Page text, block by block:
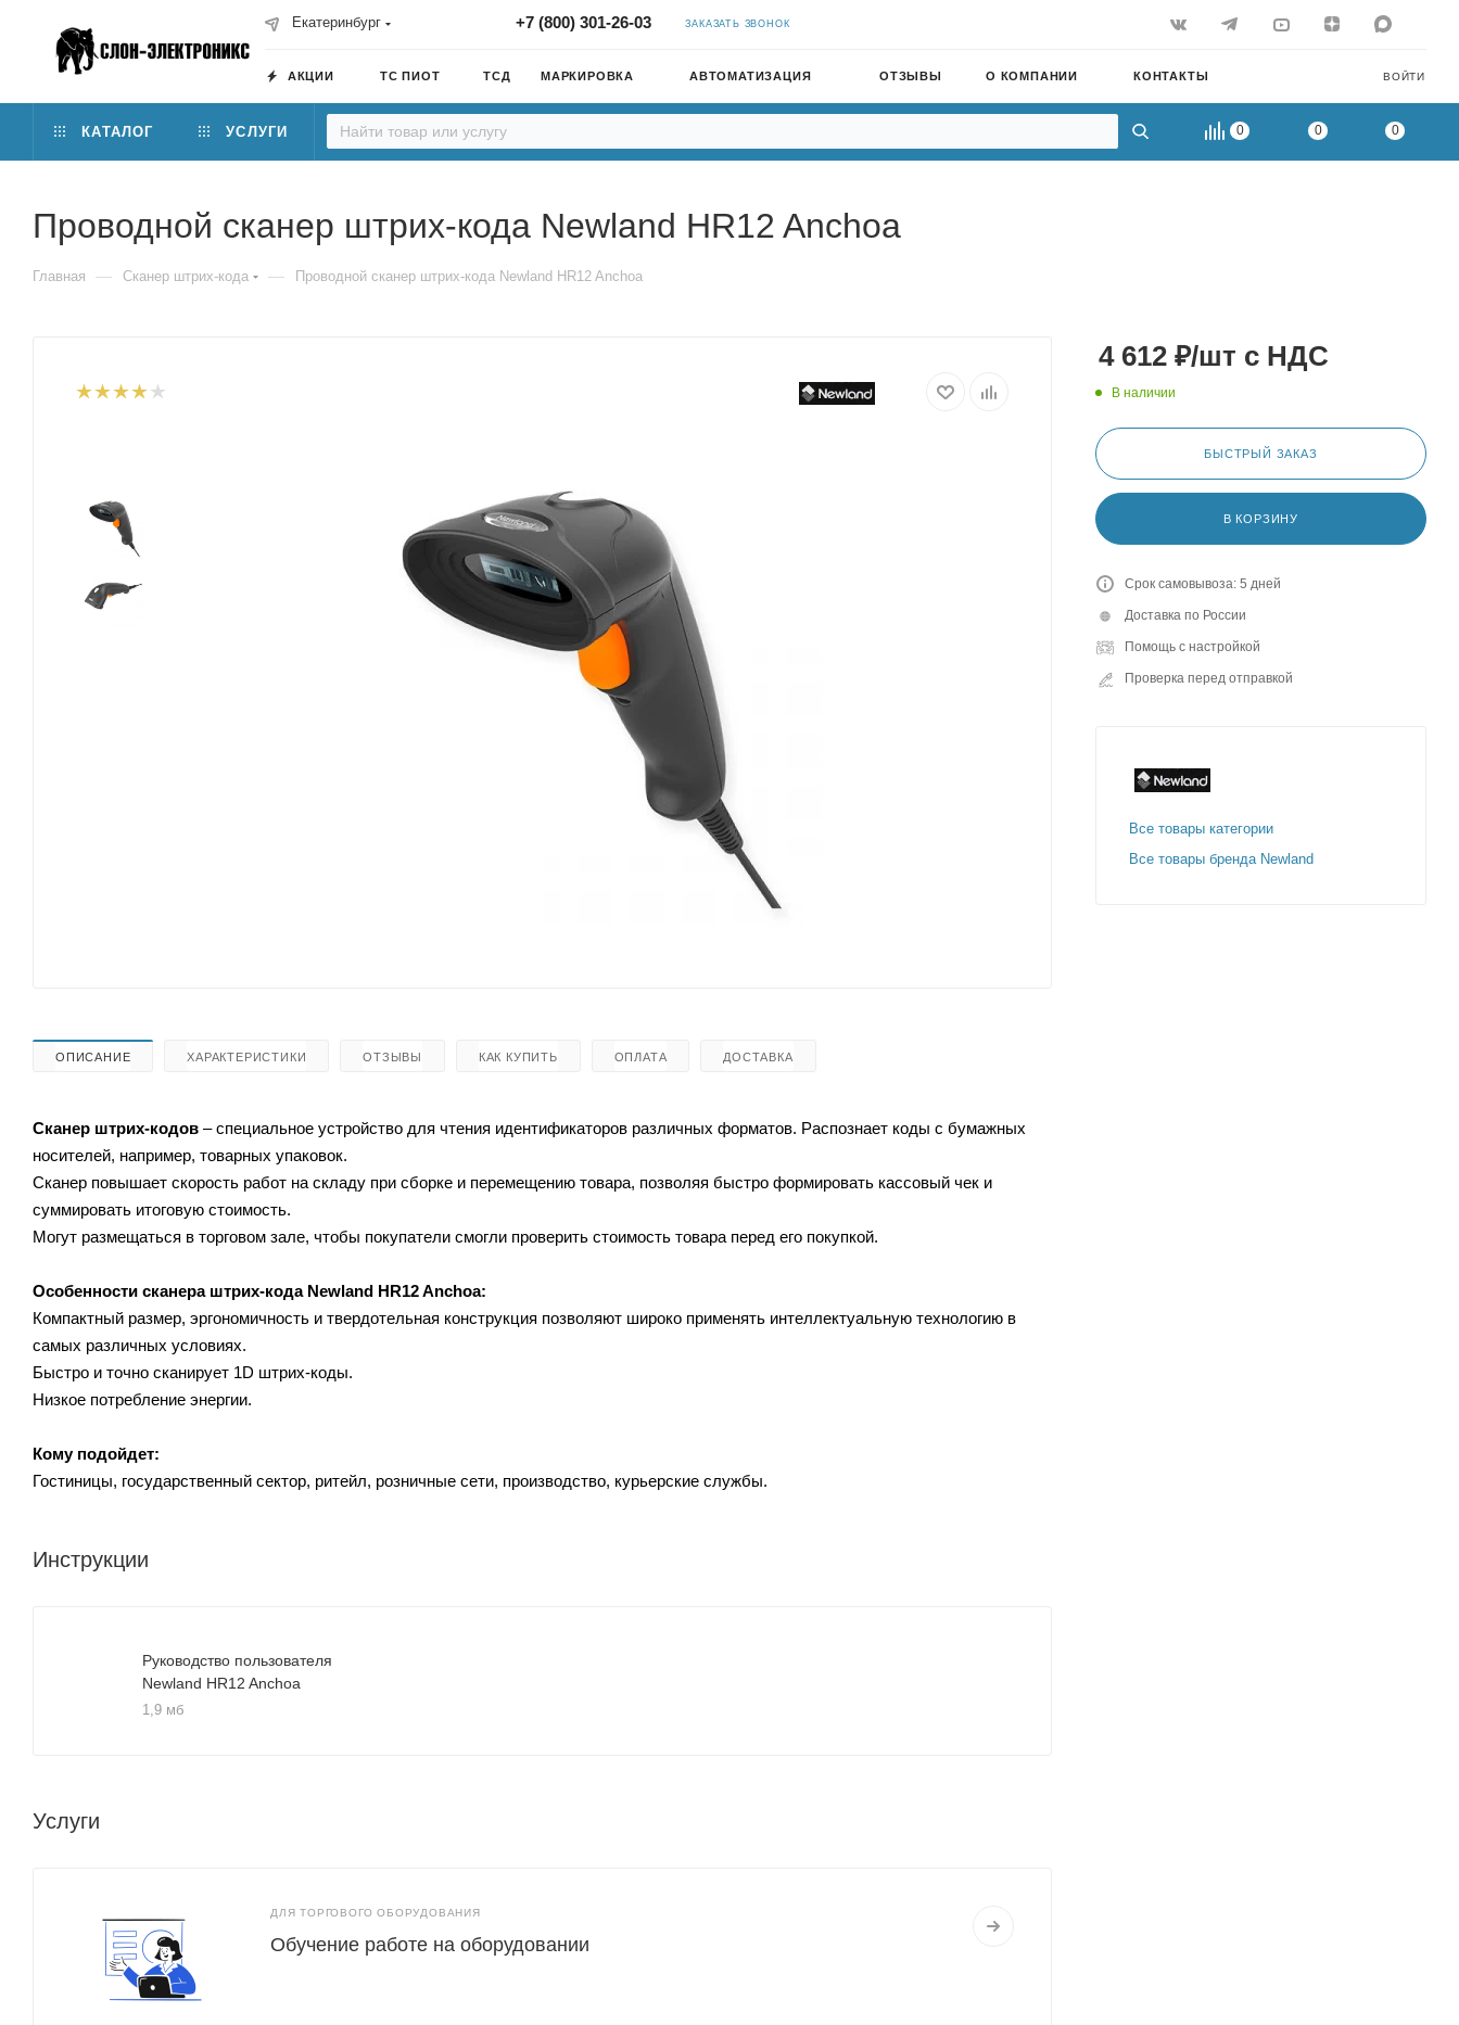
Екатеринбург +7 (800) 301-26-03 ЗАКАЗАТЬ ЗВОНОК
ВОЙТИ
АКЦИИ ТС ПИОТ ТСД МАРКИРОВКА АВТОМАТИЗАЦИЯ ОТЗЫВЫ О КОМПАНИИ КОНТАКТЫ
0 0 0
КАТАЛОГ УСЛУГИ
Проводной сканер штрих-кода Newland HR12 Anchoa
Главная — Сканер штрих-кода — Проводной сканер штрих-кода Newland HR12 Anchoa
ОПИСАНИЕ ХАРАКТЕРИСТИКИ ОТЗЫВЫ КАК КУПИТЬ ОПЛАТА ДОСТАВКА
Сканер штрих-кодов – специальное устройство для чтения идентификаторов различных форматов. Распознает коды с бумажных
носителей, например, товарных упаковок.
Сканер повышает скорость работ на складу при сборке и перемещению товара, позволяя быстро формировать кассовый чек и
суммировать итоговую стоимость.
Могут размещаться в торговом зале, чтобы покупатели смогли проверить стоимость товара перед его покупкой.
Особенности сканера штрих-кода Newland HR12 Anchoa:
Компактный размер, эргономичность и твердотельная конструкция позволяют широко применять интеллектуальную технологию в
самых различных условиях.
Быстро и точно сканирует 1D штрих-коды.
Низкое потребление энергии.
Кому подойдет:
Гостиницы, государственный сектор, ритейл, розничные сети, производство, курьерские службы.
Инструкции
Руководство пользователя
Newland HR12 Anchoa
1,9 мб
Услуги
ДЛЯ ТОРГОВОГО ОБОРУДОВАНИЯ
Обучение работе на оборудовании
4 612 ₽/шт с НДС
В наличии
БЫСТРЫЙ ЗАКАЗ
В КОРЗИНУ
Срок самовывоза: 5 дней
Доставка по России
Помощь с настройкой
Проверка перед отправкой
Все товары категории
Все товары бренда Newland